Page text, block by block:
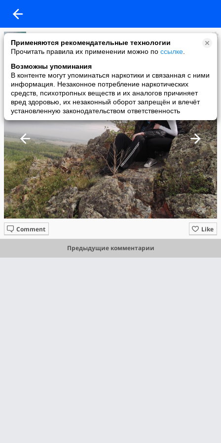
Применяются рекомендательные технологии
Прочитать правила их применении можно по ссылке
Возможны упоминания
В контенте могут упоминаться наркотики и связанная с ними
информация. Незаконное потребление наркотических
средств, психотропных веществ и их аналогов причиняет
вред здоровью, их незаконный оборот запрещён и влечёт
установленную законодательством ответственность
ксюха овчинникова
added a photo
14 May в 17:14
Like
Comment
Предыдущие комментарии